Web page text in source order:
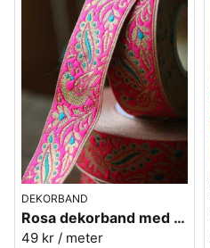
DEKORBAND
Rosa dekorband med påfåglar - 3cm
49 kr / meter